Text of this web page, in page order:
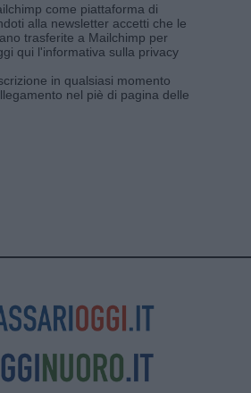
come piattaforma di
alla newsletter accetti che le
trasferite a Mailchimp per
qui l'informativa sulla privacy
in qualsiasi momento
nel piè di pagina delle